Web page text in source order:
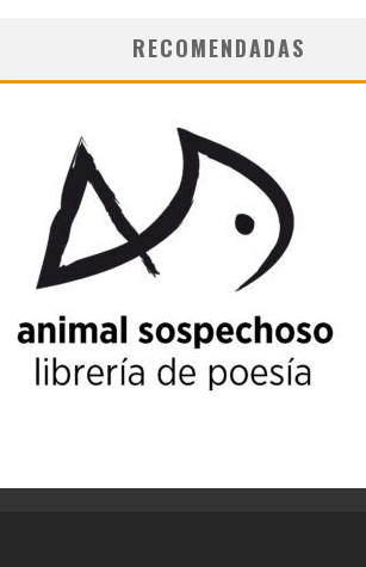
RECOMENDADAS